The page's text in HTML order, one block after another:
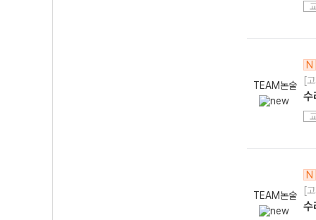
TEAM논술
N
[
수
TEAM논술
N
[
수